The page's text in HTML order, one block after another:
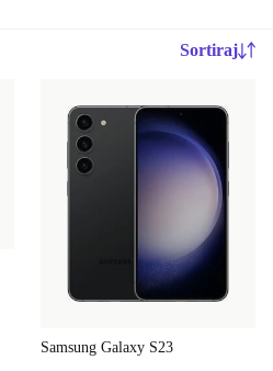
Sortiraj
Samsung Galaxy S23